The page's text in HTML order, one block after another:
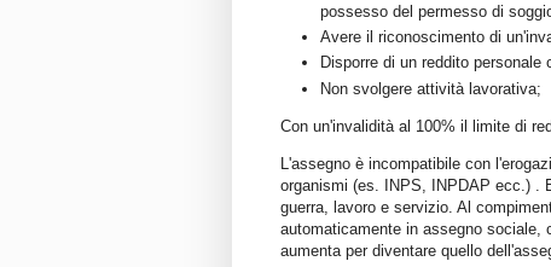
possesso del permesso di
Avere il riconoscimento di
Disporre di un reddito
Non svolgere attività lavorativa;
Con un'invalidità al 100% il limite di
L'assegno è incompatibile con
organismi (es. INPS, INPDAP ecc.) .
guerra, lavoro e servizio. Al
automaticamente in assegno sociale,
aumenta per diventare quello